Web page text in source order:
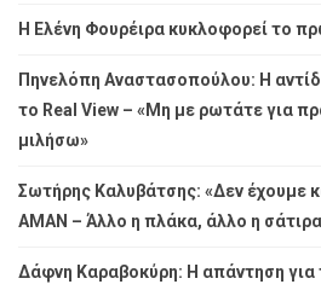
Η Ελένη Φουρέιρα κυκλοφορεί το
Πηνελόπη Αναστασοπούλου: Η
το Real View – «Μη με ρωτάτε για
μιλήσω»
Σωτήρης Καλυβάτσης: «Δεν έχουμε
ΑΜΑΝ – Άλλο η πλάκα, άλλο η
Δάφνη Καραβοκύρη: Η απάντηση για